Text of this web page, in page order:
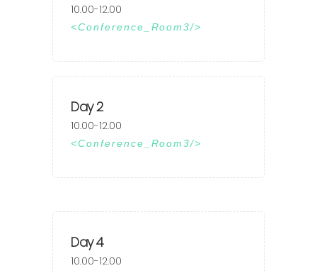
10.00-12.00
Conference_Room3
Day 2
10.00-12.00
Conference_Room3
Day 4
10.00-12.00